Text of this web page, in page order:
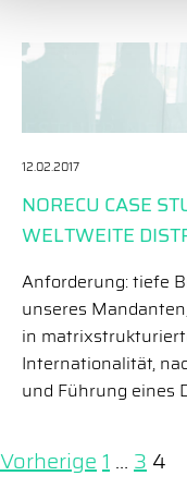
12.02.2017
NORECU CASE
WELTWEITE
Anforderung: tiefe
unseres
in
Internationalität,
und Führung eines
Vorherige1…34